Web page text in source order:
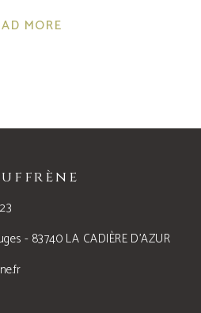
MORE
- 83740 LA CADIÈRE D’AZUR